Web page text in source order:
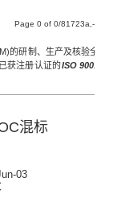
Page of /81723a,-
的研制、生产及核验全
获注册认证的ISO 9001
混标
03